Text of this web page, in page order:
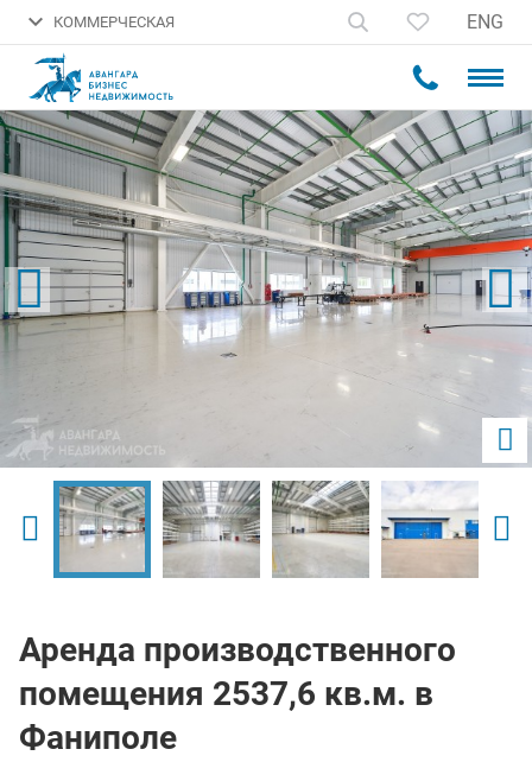
КОММЕРЧЕСКАЯ ENG
Аренда производственного
помещения 2537,6 кв.м. в
Фаниполе